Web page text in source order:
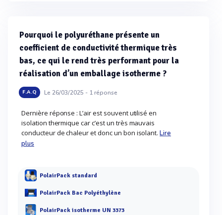
Pourquoi le polyuréthane présente un
coefficient de conductivité thermique très
bas, ce qui le rend très performant pour la
réalisation d’un emballage isotherme ?
F.A.Q Le 26/03/2025 - 1réponse
Dernière réponse : L’air est souvent utilisé en
isolation thermique car c’est un très mauvais
conducteur de chaleur et donc un bon isolant.Lire
plus
PolairPack standard
PolairPack Bac Polyéthylène
PolairPack isotherme UN 3373